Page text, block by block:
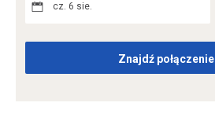
cz. 6 sie.
Znajdź połączenie